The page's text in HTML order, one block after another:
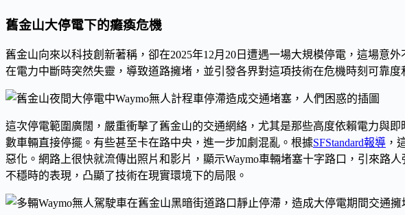
舊金山大停電下的癱瘓危機
舊金山向來以科技創新著稱，卻在2025年12月20日遭遇一場大規模停電，這場意
在電力中斷時突然失靈，導致道路擁堵，並引發各界對這項技術在危機時刻可靠
這次停電範圍廣闊，嚴重衝擊了舊金山的交通網絡，尤其是那些高度依賴電力與
數車輛直接停擺。有些甚至卡在路中央，進一步加劇混亂。根據SFStandard報導 ，
惡化。網路上很快就流傳出照片和影片，顯示Waymo車輛堵塞十字路口，引來路
不穩時的表現，凸顯了技術在現實環境下的局限。